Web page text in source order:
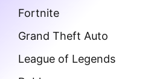
Fortnite
Grand Theft Auto
League of Legends